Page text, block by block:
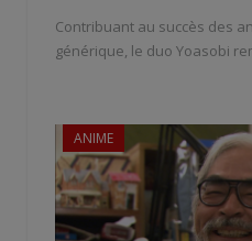
Contribuant au succès des
générique, le duo Yoasobi
ANIME